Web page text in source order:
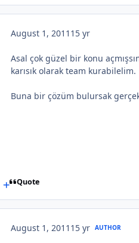
August 1, 2011 15 yr
Asal çok güzel bir konu
karısık olarak team kurabilelim.
Buna bir çözüm bulursak
Quote
August 1, 2011 15 yr AUTHOR